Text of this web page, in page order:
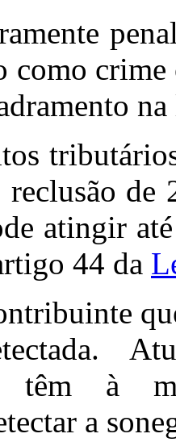
como
reclusão de
atingir
44 da
têm à
a